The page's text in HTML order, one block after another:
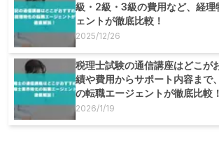
級・2級・3級の費用など、経理
ェントが徹底比較！
2025/12/26
税理士試験の通信講座はどこが
績や費用からサポート内容まで
の転職エージェントが徹底比較！
2026/1/19